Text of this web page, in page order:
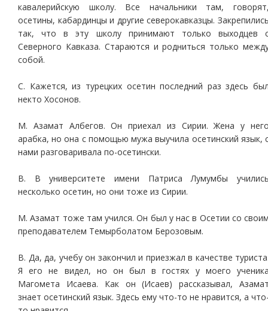
кавалерийскую школу. Все начальники там,
осетины, кабардинцы и другие северокавказцы.
так, что в эту школу принимают только выходцев
Северного Кавказа. Стараются и родниться только
собой.
С. Кажется, из турецких осетин последний раз здесь
некто Хосонов.
М. Азамат Албегов. Он приехал из Сирии. Жена у
арабка, но она с помощью мужа выучила осетинский язык,
нами разговаривала по-осетински.
В. В университете имени Патриса Лумумбы
несколько осетин, но они тоже из Сирии.
М. Азамат тоже там учился. Он был у нас в Осетии со
преподавателем Темырболатом Берозовым.
В. Да, да, учебу он закончил и приезжал в качестве
Я его не видел, но он был в гостях у моего
Магомета Исаева. Как он (Исаев) рассказывал,
знает осетинский язык. Здесь ему что-то не нравится, а